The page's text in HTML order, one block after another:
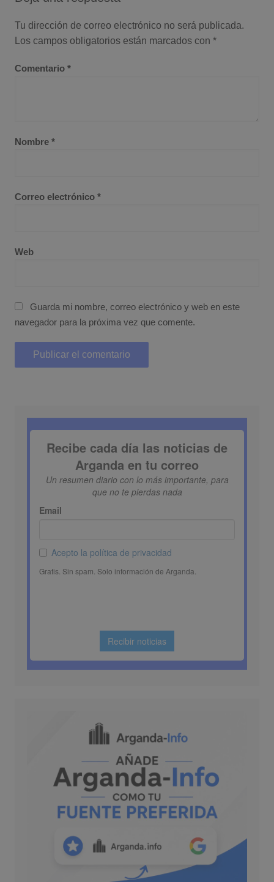
Tu dirección de correo electrónico no será publicada.
Los campos obligatorios están marcados con *
Comentario *
Nombre *
Correo electrónico *
Web
Guarda mi nombre, correo electrónico y web en este
navegador para la próxima vez que comente.